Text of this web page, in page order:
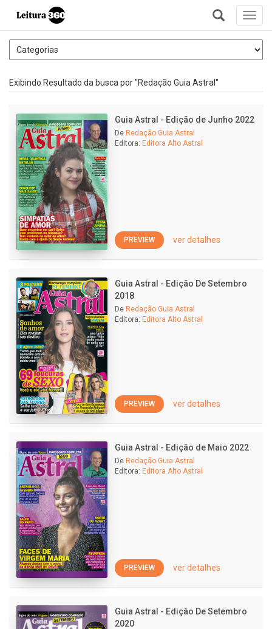
+
Exibindo Resultado da busca por "Redação Guia Astral"
Guia Astral - Edição de Junho 2022
De Redação Guia Astral
Editora: Editora Alto Astral
PREVIEW ver detalhes
Guia Astral - Edição De Setembro
2018
De Redação Guia Astral
Editora: Editora Alto Astral
PREVIEW ver detalhes
Guia Astral - Edição de Maio 2022
De Redação Guia Astral
Editora: Editora Alto Astral
PREVIEW ver detalhes
Guia Astral - Edição De Setembro
2020